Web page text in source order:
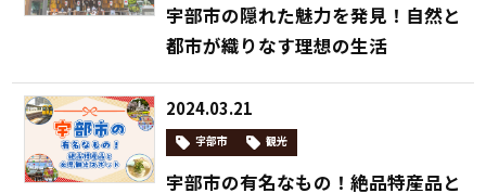
宇部市の隠れた魅力を発見！自然と
都市が織りなす理想の生活
2024.03.21
宇部市 観光
宇部市の有名なもの！絶品特産品と